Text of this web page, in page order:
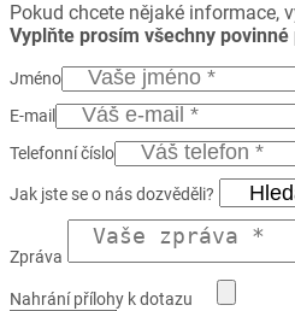
Pokud chcete nějaké informace,
Vyplňte prosím všechny povinné
Jméno
E-mail
Telefonní číslo
Jak jste se o nás dozvěděli?
Zpráva
Nahrání přílohy k dotazu